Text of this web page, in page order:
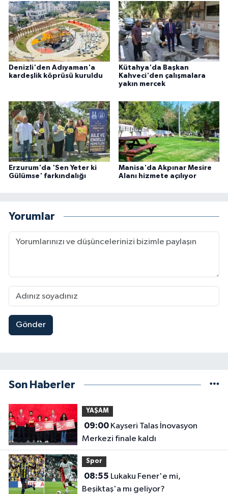
Denizli'den Adıyaman'a
kardeşlik köprüsü kuruldu
Kütahya'da Başkan
Kahveci'den çalışmalara
yakın mercek
Erzurum'da 'Sen Yeter ki
Gülümse' farkındalığı
Manisa'da Akpınar Mesire
Alanı hizmete açılıyor
Yorumlar
Gönder
Son Haberler
YAŞAM
09:00Kayseri Talas İnovasyon
Merkezi finale kaldı
Spor
08:55
Beşiktaş'a mı geliyor?